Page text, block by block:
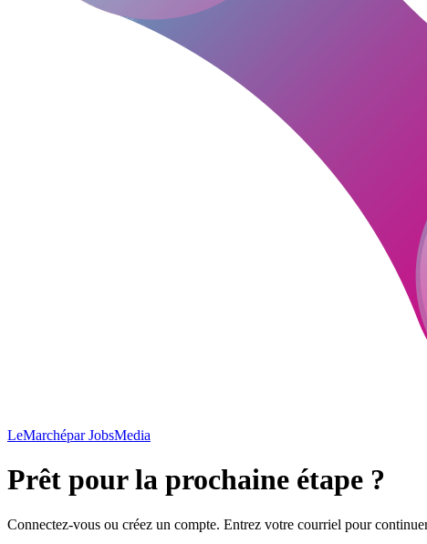
LeMarchépar JobsMedia
Prêt pour la prochaine étape ?
Connectez-vous ou créez un compte. Entrez votre courriel pour